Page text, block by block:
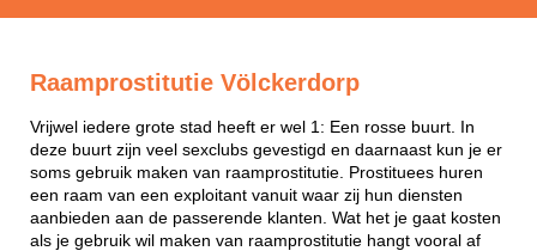
Raamprostitutie Völckerdorp
Vrijwel iedere grote stad heeft er wel 1: Een rosse buurt. In
deze buurt zijn veel sexclubs gevestigd en daarnaast kun je er
soms gebruik maken van raamprostitutie. Prostituees huren
een raam van een exploitant vanuit waar zij hun diensten
aanbieden aan de passerende klanten. Wat het je gaat kosten
als je gebruik wil maken van raamprostitutie hangt vooral af